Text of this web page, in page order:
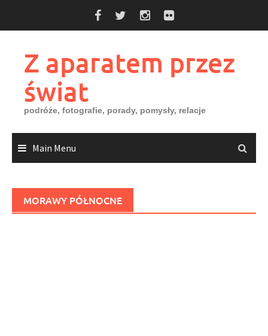
Z aparatem przez
świat
podróże, fotografie, porady, pomysły, relacje
Main Menu
MORAWY PÓŁNOCNE